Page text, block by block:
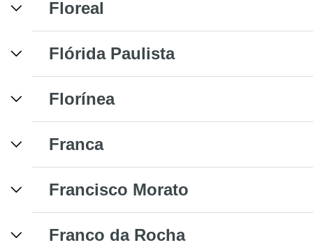
Floreal
Flórida Paulista
Florínea
Franca
Francisco Morato
Franco da Rocha